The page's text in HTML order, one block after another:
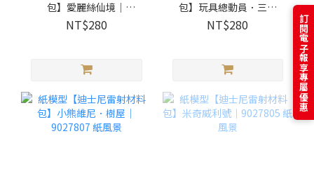
包】愛麗絲仙境｜
9027809 紙風景
NT$280
包】玩具總動員．三眼
怪．胡迪．巴斯｜
9027808 紙風景
NT$280 訂閱電子報享專屬優惠